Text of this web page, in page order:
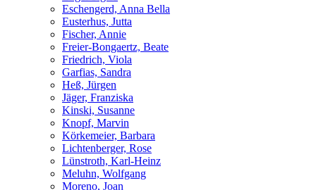
Eschengerd, Anna Bella
Eusterhus, Jutta
Fischer, Annie
Freier-Bongaertz, Beate
Friedrich, Viola
Garfias, Sandra
Heß, Jürgen
Jäger, Franziska
Kinski, Susanne
Knopf, Marvin
Körkemeier, Barbara
Lichtenberger, Rose
Lünstroth, Karl-Heinz
Meluhn, Wolfgang
Moreno, Joan